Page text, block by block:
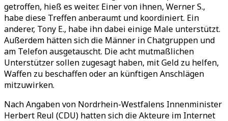
getroffen, hieß es weiter. Einer von ihnen, Werner S.,
habe diese Treffen anberaumt und koordiniert. Ein
anderer, Tony E., habe ihn dabei einige Male unterstützt.
Außerdem hätten sich die Männer in Chatgruppen und
am Telefon ausgetauscht. Die acht mutmaßlichen
Unterstützer sollen zugesagt haben, mit Geld zu helfen,
Waffen zu beschaffen oder an künftigen Anschlägen
mitzuwirken.
Nach Angaben von Nordrhein-Westfalens Innenminister
Herbert Reul (CDU) hatten sich die Akteure im Internet